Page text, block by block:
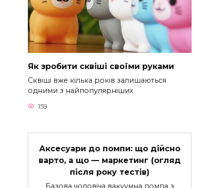
Як зробити сквіші своїми руками
Сквіші вже кілька років залишаються
одними з найпопулярніших
159
Аксесуари до помпи: що дійсно
варто, а що — маркетинг (огляд
після року тестів)
Базова чоловіча вакуумна помпа з